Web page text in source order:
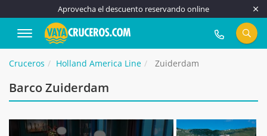
Aprovecha el descuento reservando online
917 815 555
Cruceros Holland America Line Zuiderdam
Barco Zuiderdam